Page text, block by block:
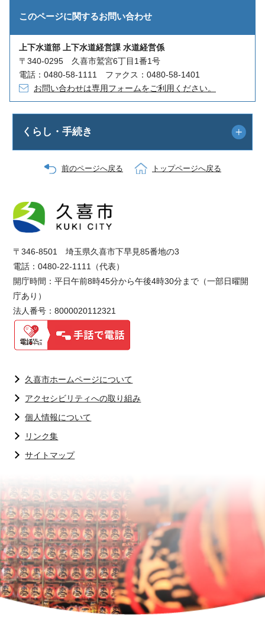
このページに関するお問い合わせ
上下水道部 上下水道経営課 水道経営係
〒340-0295 久喜市鷲宮6丁目1番1号
電話：0480-58-1111 ファクス：0480-58-1401
お問い合わせは専用フォームをご利用ください。
くらし・手続き
前のページへ戻る トップページへ戻る
〒346-8501 埼玉県久喜市下早見85番地の3
電話：0480-22-1111（代表）
開庁時間：平日午前8時45分から午後4時30分まで（一部日曜開
庁あり）
法人番号：8000020112321
久喜市ホームページについて
アクセシビリティへの取り組み
個人情報について
リンク集
サイトマップ